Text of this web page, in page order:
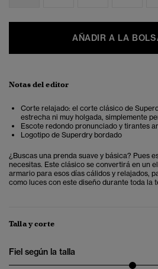
AÑADIR A LA
Notas del editor
Corte relajado: el corte clásico de
estrecha ni muy holgada, simplemente
Escote redondo pronunciado y tirantes
Logotipo de Superdry bordado
¿Buscas una prenda suave y básica? Pues
necesitas. Este clásico se convertirá en un
armario para esos días cálidos y relajados,
como luces con este diseño durante toda la
Talla y corte
Fiel según la talla